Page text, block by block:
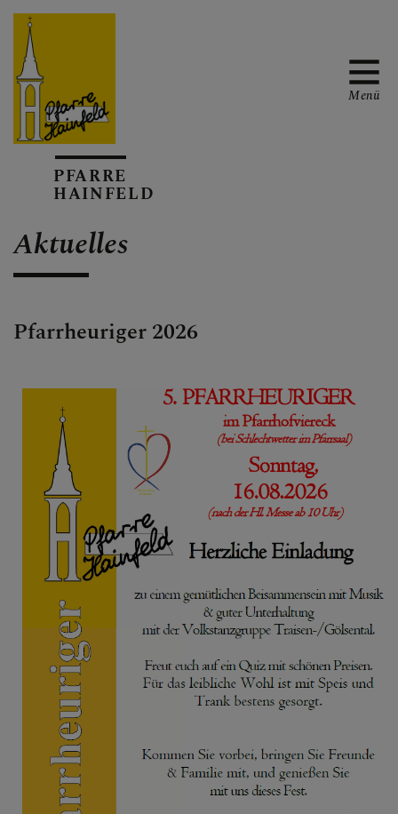
AKTUELL
TERMINKALENDER
GOTTESDIENSTE
PFARRBRIEF
PFARRKIRCHE
PFARRTEAM
FOTOGALERIE
GRUPPEN & RUNDEN
PFARRE
HAINFELD
Menü
Aktuelles
Pfarrheuriger 2026